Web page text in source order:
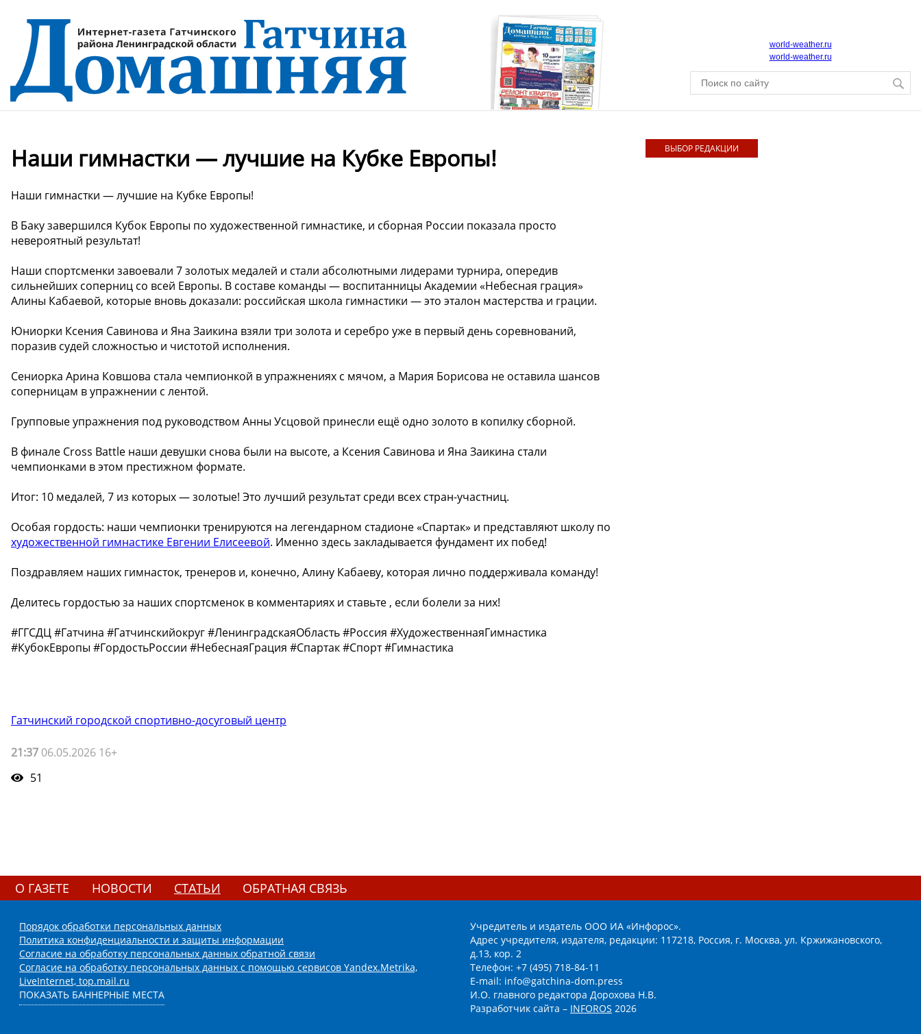
world-weather.ru
world-weather.ru
Наши гимнастки — лучшие на Кубке Европы!
Наши гимнастки — лучшие на Кубке Европы!
В Баку завершился Кубок Европы по художественной гимнастике, и сборная России показала просто
невероятный результат!
Наши спортсменки завоевали 7 золотых медалей и стали абсолютными лидерами турнира, опередив
сильнейших соперниц со всей Европы. В составе команды — воспитанницы Академии «Небесная грация»
Алины Кабаевой, которые вновь доказали: российская школа гимнастики — это эталон мастерства и грации.
Юниорки Ксения Савинова и Яна Заикина взяли три золота и серебро уже в первый день соревнований,
поразив судей сложностью и чистотой исполнения.
Сениорка Арина Ковшова стала чемпионкой в упражнениях с мячом, а Мария Борисова не оставила шансов
соперницам в упражнении с лентой.
Групповые упражнения под руководством Анны Усцовой принесли ещё одно золото в копилку сборной.
В финале Cross Battle наши девушки снова были на высоте, а Ксения Савинова и Яна Заикина стали
чемпионками в этом престижном формате.
Итог: 10 медалей, 7 из которых — золотые! Это лучший результат среди всех стран-участниц.
Особая гордость: наши чемпионки тренируются на легендарном стадионе «Спартак» и представляют школу по
художественной гимнастике Евгении Елисеевой. Именно здесь закладывается фундамент их побед!
Поздравляем наших гимнасток, тренеров и, конечно, Алину Кабаеву, которая лично поддерживала команду!
Делитесь гордостью за наших спортсменок в комментариях и ставьте ️, если болели за них!
#ГГСДЦ #Гатчина #Гатчинскийокруг #ЛенинградскаяОбласть #Россия #ХудожественнаяГимнастика
#КубокЕвропы #ГордостьРоссии #НебеснаяГрация #Спартак #Спорт #Гимнастика
Гатчинский городской спортивно-досуговый центр
21:37 06.05.2026 16+
51
ВЫБОР РЕДАКЦИИ
О ГАЗЕТЕ НОВОСТИ СТАТЬИ ОБРАТНАЯ СВЯЗЬ
Порядок обработки персональных данных
Политика конфиденциальности и защиты информации
Согласие на обработку персональных данных обратной связи
Согласие на обработку персональных данных с помощью сервисов Yandex.Metrika,
LiveInternet, top.mail.ru
ПОКАЗАТЬ БАННЕРНЫЕ МЕСТА
Учредитель и издатель ООО ИА «Инфорос».
Адрес учредителя, издателя, редакции: 117218, Россия, г. Москва, ул. Кржижановского,
д.13, кор. 2
Телефон: +7 (495) 718-84-11
E-mail: info@gatchina-dom.press
И.О. главного редактора Дорохова Н.В.
Разработчик сайта – INFOROS 2026